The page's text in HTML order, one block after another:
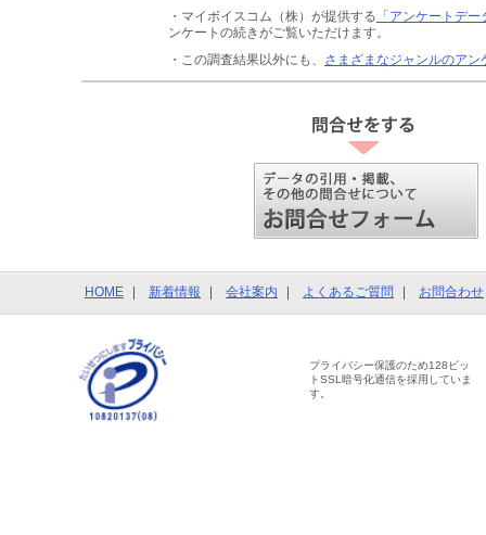
・マイボイスコム（株）が提供する 「アンケートデ
ンケートの続きがご覧いただけます。
・この調査結果以外にも、 さまざまなジャンルのアン
HOME 新着情報 会社案内 よくあるご質問 お問合わせ
プライバシー保護のため128ビッ
トSSL暗号化通信を採用していま
す。